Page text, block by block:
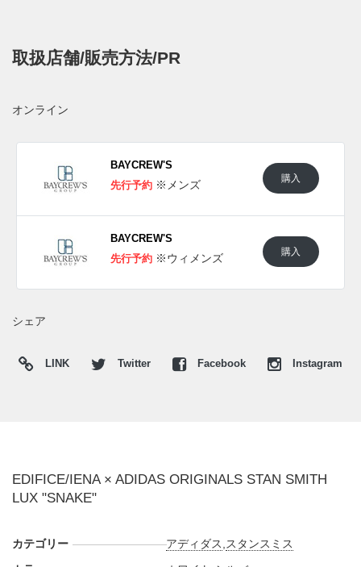
を生み出した。サイドを飾る"STAN SMITH"のテキストロ
日本国内では2023年11月24日より、BAYCREW'S ONLINEに
て先行予約開始。2024年1月にEDIFICEおよびIENAにて発売
予定。価格は18,700円 (税込)。また新たな情報が入り次第、
取扱店舗/販売方法/PR
オンライン
BAYCREW'S
先行予約 ※メンズ
購入
BAYCREW'S
先行予約 ※ウィメンズ
購入
シェア
LINK Twitter Facebook Instagram
EDIFICE/IENA × ADIDAS ORIGINALS STAN SMITH
LUX "SNAKE"
カテゴリー アディダス スタンスミス